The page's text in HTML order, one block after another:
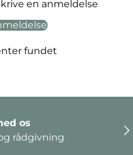
en anmeldelse
fundet
os
rådgivning